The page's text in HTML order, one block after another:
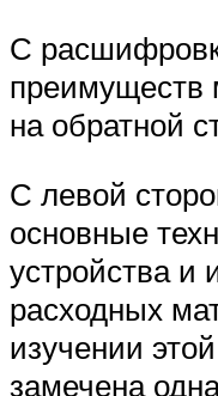
С
преимуществ
на обратной
С левой
основные
устройства и
расходных
изучении
замечена